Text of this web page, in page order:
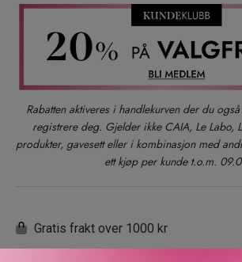
Rabatten aktiveres i handlekurven der du
registrere deg. Gjelder ikke CAIA, Le Labo,
produkter, gavesett eller i kombinasjon med
ett kjøp per kunde t.o.m.
Gratis frakt over 1000 kr